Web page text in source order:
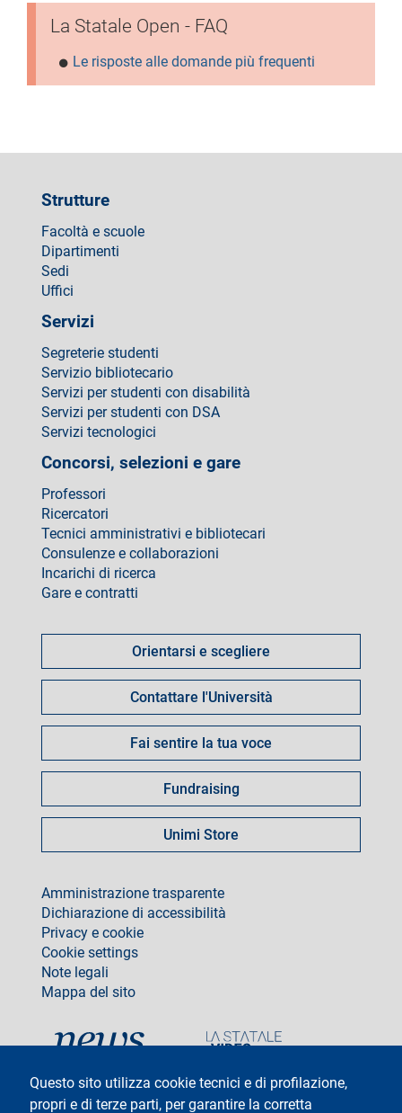
La Statale Open - FAQ
Le risposte alle domande più frequenti
Questo sito utilizza cookie tecnici e di profilazione,
propri e di terze parti, per garantire la corretta
Strutture
Facoltà e scuole
Dipartimenti
Sedi
Uffici
Servizi
Segreterie studenti
Servizio bibliotecario
Servizi per studenti con disabilità
Servizi per studenti con DSA
Servizi tecnologici
Concorsi, selezioni e gare
Professori
Ricercatori
Tecnici amministrativi e bibliotecari
Consulenze e collaborazioni
Incarichi di ricerca
Gare e contratti
fare
Orientarsi e scegliere
Contattare l'Università
Fai sentire la tua voce
Fundraising
Unimi Store
footer
Amministrazione trasparente
Dichiarazione di accessibilità
Privacy e cookie
Cookie settings
Note legali
Mappa del sito
social